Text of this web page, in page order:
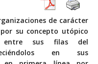
de carácter
su concepto utópico
entre sus filas del
en sus